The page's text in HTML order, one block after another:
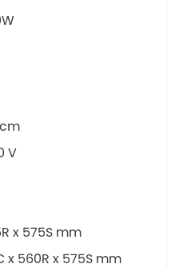
V
x 575S mm
x 560R x 575S mm